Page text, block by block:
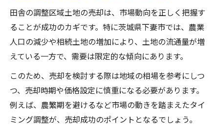
田舎の調整区域土地の売却は、市場動向を正しく把握す
ることが成功のカギです。特に茨城県下妻市では、農業
人口の減少や相続土地の増加により、土地の流通量が増
えている一方で、需要は限定的な傾向にあります。
このため、売却を検討する際は地域の相場を参考にしつ
つ、売却時期や価格設定に慎重になる必要があります。
例えば、農繁期を避けるなど市場の動きを踏まえたタイ
ミング調整が、売却成功のポイントとなるでしょう。